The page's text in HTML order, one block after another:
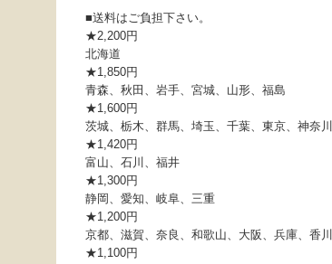
■送料はご負担下さい。
★2,200円
北海道
★1,850円
青森、秋田、岩手、宮城、山形、福島
★1,600円
茨城、栃木、群馬、埼玉、千葉、東京、神奈
★1,420円
富山、石川、福井
★1,300円
静岡、愛知、岐阜、三重
★1,200円
京都、滋賀、奈良、和歌山、大阪、兵庫、香
★1,100円